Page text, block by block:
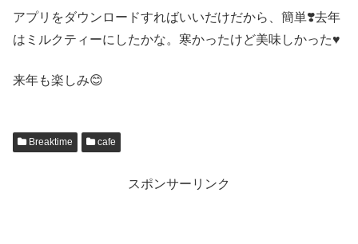
アプリをダウンロードすればいいだけだから、簡単❣️去年
はミルクティーにしたかな。寒かったけど美味しかった♥︎
来年も楽しみ😊
Breaktime cafe
スポンサーリンク